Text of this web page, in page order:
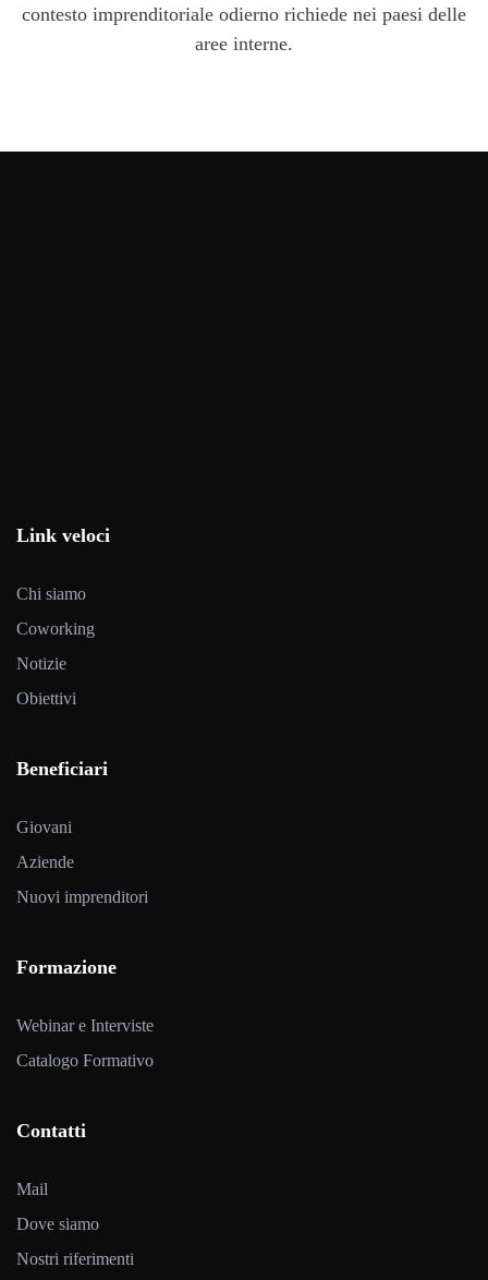
contesto imprenditoriale odierno richiede nei paesi delle
aree interne.
Link veloci
Chi siamo
Coworking
Notizie
Obiettivi
Beneficiari
Giovani
Aziende
Nuovi imprenditori
Formazione
Webinar e Interviste
Catalogo Formativo
Contatti
Mail
Dove siamo
Nostri riferimenti